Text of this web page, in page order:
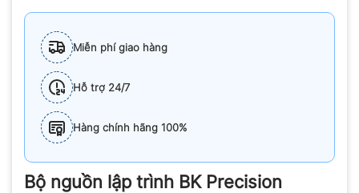
Miễn phí giao hàng
Hỗ trợ 24/7
Hàng chính hãng 100%
Bộ nguồn lập trình BK Precision